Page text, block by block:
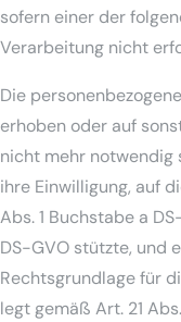
sofern einer der
Verarbeitung nicht
Die
erhoben oder auf
nicht mehr notwendig
ihre Einwilligung, auf
Abs. 1 Buchstabe a
DS-GVO stützte, und
Rechtsgrundlage für
legt gemäß Art. 21